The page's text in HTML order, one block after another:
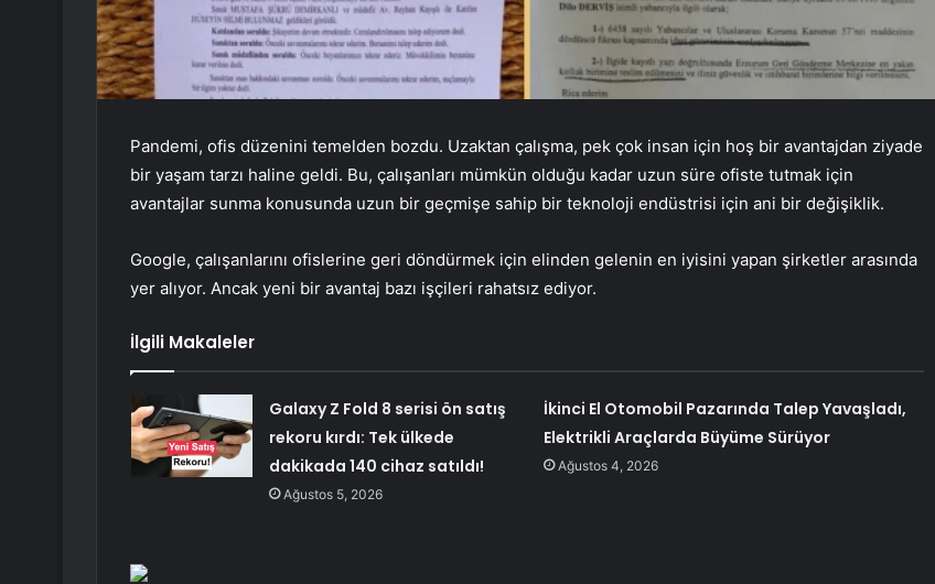
Pandemi, ofis düzenini temelden bozdu. Uzaktan çalışma, pek çok insan için hoş bir avantajdan ziyade
bir yaşam tarzı haline geldi. Bu, çalışanları mümkün olduğu kadar uzun süre ofiste tutmak için
avantajlar sunma konusunda uzun bir geçmişe sahip bir teknoloji endüstrisi için ani bir değişiklik.
Google, çalışanlarını ofislerine geri döndürmek için elinden gelenin en iyisini yapan şirketler arasında
yer alıyor. Ancak yeni bir avantaj bazı işçileri rahatsız ediyor.
İlgili Makaleler
Galaxy Z Fold 8 serisi ön satış
rekoru kırdı: Tek ülkede
dakikada 140 cihaz satıldı!
Ağustos 5, 2026
İkinci El Otomobil Pazarında Talep Yavaşladı,
Elektrikli Araçlarda Büyüme Sürüyor
Ağustos 4, 2026